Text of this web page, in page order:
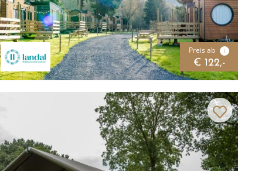
Preis ab i
€ 122,-